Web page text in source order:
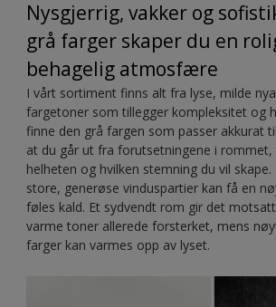
Nysgjerrig, vakker og
grå farger skaper du en
behagelig atmosfære
I vårt sortiment finns alt fra lyse, milde
fargetoner som tillegger kompleksitet og
finne den grå fargen som passer akkurat
at du går ut fra forutsetningene i
helheten og hvilken stemning du vil
store, generøse vinduspartier kan få en
føles kald. Et sydvendt rom gir det
varme toner allerede forsterket, mens
farger kan varmes opp av lyset.